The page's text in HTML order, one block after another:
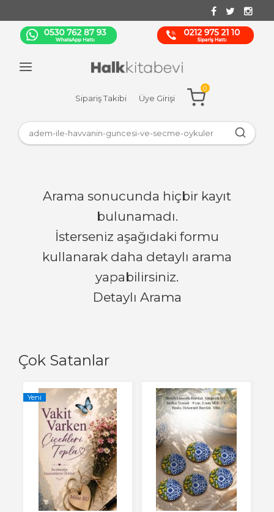
Sipariş Takibi Üye Girişi
0
Çok Satanlar
Yeni
Arama sonucunda hiçbir kayıt
bulunamadı.
İsterseniz aşağıdaki formu
kullanarak daha detaylı arama
yapabilirsiniz.
Detaylı Arama